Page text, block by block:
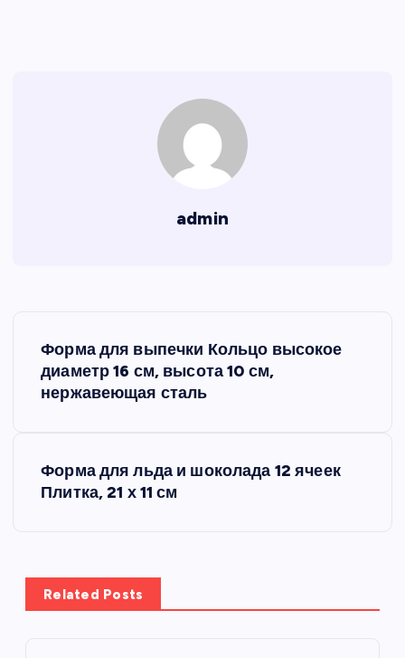
admin
Форма для выпечки Кольцо высокое
диаметр 16 см, высота 10 см,
нержавеющая сталь
Форма для льда и шоколада 12 ячеек
Плитка, 21 х 11 см
Related Posts